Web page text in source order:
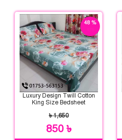
48 %
Luxury Design Twill Cotton
King Size Bedsheet
৳ 1,650
850 ৳